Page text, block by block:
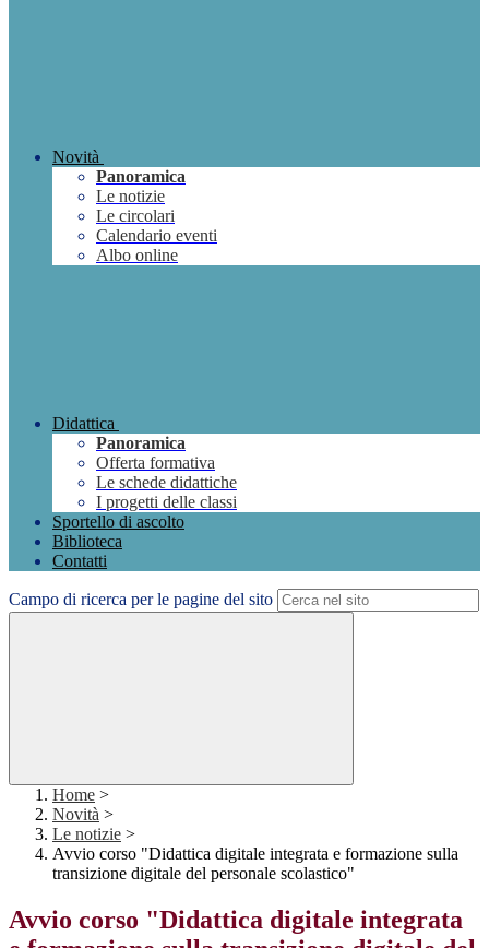
Novità
Panoramica
Le notizie
Le circolari
Calendario eventi
Albo online
Didattica
Panoramica
Offerta formativa
Le schede didattiche
I progetti delle classi
Sportello di ascolto
Biblioteca
Contatti
Campo di ricerca per le pagine del sito
Home >
Novità >
Le notizie >
Avvio corso "Didattica digitale integrata e formazione sulla
transizione digitale del personale scolastico"
Avvio corso "Didattica digitale integrata